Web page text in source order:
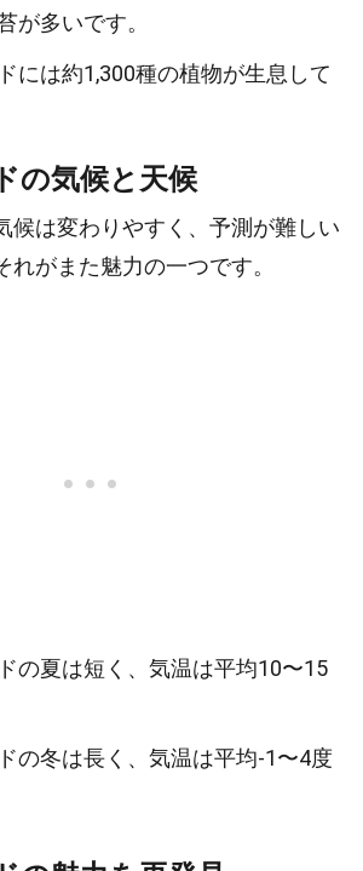
が多いです。
には約1,300種の植物が生息して
の気候と天候
候は変わりやすく、予測が難しい
れがまた魅力の一つです。
の夏は短く、気温は平均10〜15
の冬は長く、気温は平均-1〜4度